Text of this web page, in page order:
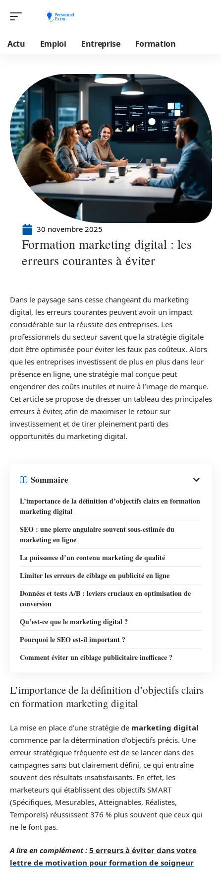
Actu Emploi Entreprise Formation
30 novembre 2025
Formation marketing digital : les
erreurs courantes à éviter
Dans le paysage sans cesse changeant du marketing
digital, les erreurs courantes peuvent avoir un impact
considérable sur la réussite des entreprises. Les
professionnels du secteur savent que la stratégie digitale
doit être optimisée pour éviter les faux pas coûteux. Alors
que les entreprises investissent de plus en plus dans leur
présence en ligne, une stratégie mal conçue peut
engendrer des coûts inutiles et nuire à l’image de marque.
Cet article se propose de dresser un tableau des principales
erreurs à éviter, afin de maximiser le retour sur
investissement et de tirer pleinement parti des
opportunités du marketing digital.
Sommaire
L’importance de la définition d’objectifs clairs en formation
marketing digital
SEO : une pierre angulaire souvent sous-estimée du
marketing en ligne
La puissance d’un contenu marketing de qualité
Limiter les erreurs de ciblage en publicité en ligne
Données et tests A/B : leviers cruciaux en optimisation de
conversion
Qu’est-ce que le marketing digital ?
Pourquoi le SEO est-il important ?
Comment éviter un ciblage publicitaire inefficace ?
L’importance de la définition d’objectifs clairs
en formation marketing digital
La mise en place d’une stratégie de marketing digital
commence par la détermination d’objectifs précis. Une
erreur stratégique fréquente est de se lancer dans des
campagnes sans but clairement défini, ce qui entraîne
souvent des résultats insatisfaisants. En effet, les
marketeurs qui établissent des objectifs SMART
(Spécifiques, Mesurables, Atteignables, Réalistes,
Temporels) réussissent 376 % plus souvent que ceux qui
ne le font pas.
A lire en complément : 5 erreurs à éviter dans votre
lettre de motivation pour formation de soigneur